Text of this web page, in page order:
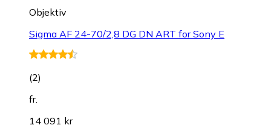
Objektiv
Sigma AF 24-70/2,8 DG DN ART for Sony E
(2)
fr.
14 091 kr